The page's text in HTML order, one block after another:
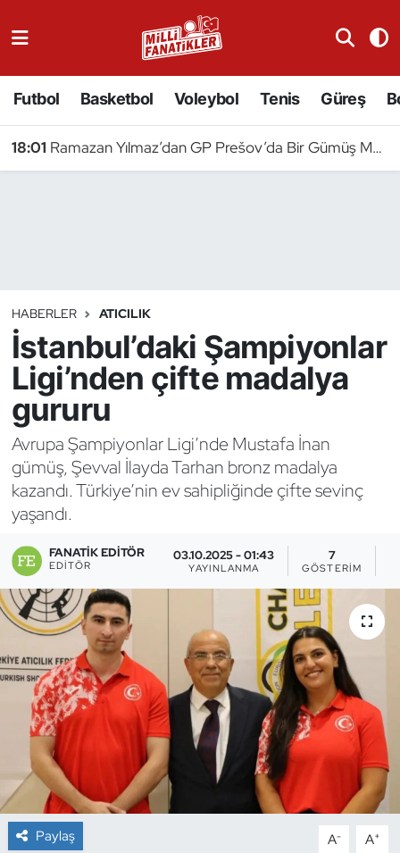
Futbol Basketbol Voleybol Tenis Güreş
18:01 Ramazan Yılmaz’dan GP Prešov’da Bir Gümüş Madalya Daha
HABERLER ATICILIK
İstanbul’daki Şampiyonlar
Ligi’nden çifte madalya
gururu
Avrupa Şampiyonlar Ligi’nde Mustafa İnan
gümüş, Şevval İlayda Tarhan bronz madalya
kazandı. Türkiye’nin ev sahipliğinde çifte sevinç
yaşandı.
FANATIK EDITÖR
EDITÖR
03.10.2025 - 01:43
YAYINLANMA
7
GÖSTERIM
Paylaş A- A+
Badminton
Binicilik
Bisiklet
Bocce Bowling Dart
Boks
Briç
Buz Hokeyi
Buz Pateni
Çim Hokeyi
Cimnastik
Curling
Dağcılık
Dans Sporları